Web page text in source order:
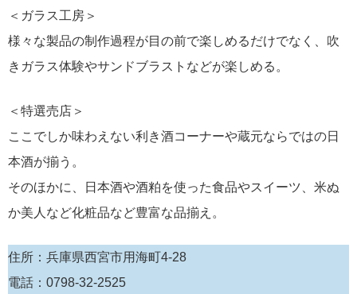
＜ガラス工房＞
様々な製品の制作過程が目の前で楽しめるだけでなく、吹
きガラス体験やサンドブラストなどが楽しめる。
＜特選売店＞
ここでしか味わえない利き酒コーナーや蔵元ならではの日
本酒が揃う。
そのほかに、日本酒や酒粕を使った食品やスイーツ、米ぬ
か美人など化粧品など豊富な品揃え。
住所：兵庫県西宮市用海町4-28
電話：0798-32-2525